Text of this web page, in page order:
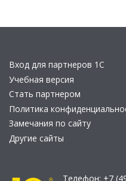
Вход для партнеров 1С
Учебная версия
Стать партнером
Политика
Замечания по сайту
Другие сайты
Телефон: +7